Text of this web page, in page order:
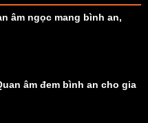
âm ngọc mang bình an,
âm đem bình an cho gia